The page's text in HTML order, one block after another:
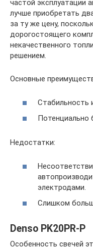
частой эксплуатации
лучше приобретать
за ту же цену,
дорогостоящего
некачественного
решением.
Основные
Стабильность
Потенциально
Недостатки:
электродами.
Слишком
Denso PK20PR-P
Особенность свечей